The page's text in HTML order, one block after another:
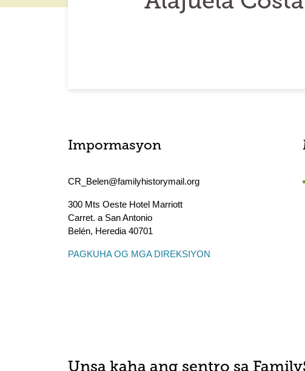
Impormasyon
CR_Belen@familyhistorymail.org
300 Mts Oeste Hotel Marriott
Carret. a San Antonio
Belén, Heredia 40701
PAGKUHA OG MGA DIREKSIYON
Unsa kaha ang sentro sa